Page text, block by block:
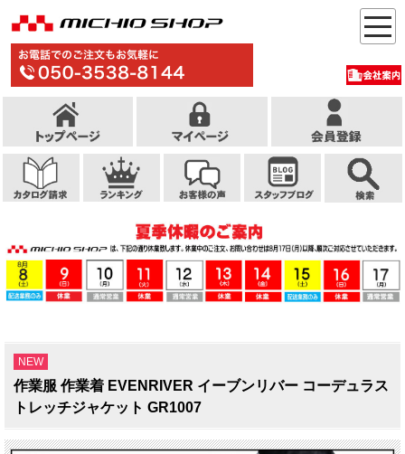
NEW
作業服 作業着 EVENRIVER イーブンリバー コーデュラス
トレッチジャケット GR1007